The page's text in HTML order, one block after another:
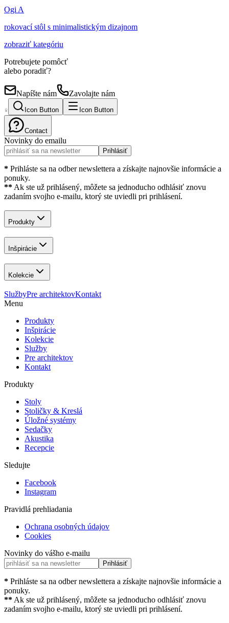
Ogi A
rokovací stôl s minimalistickým dizajnom
zobraziť kategóriu
Potrebujete pomôcť
alebo poradiť?
Napíšte nám Zavolajte nám
Icon Button Icon Button
Contact
Novinky do emailu
Prihlásiť
* Prihláste sa na odber newslettera a získajte najnovšie informácie a
ponuky.
** Ak ste už prihlásený, môžete sa jednoducho odhlásiť znovu
zadaním svojho e-mailu, ktorý ste uviedli pri prihlásení.
Produkty
Inšpirácie
Kolekcie
SlužbyPre architektovKontakt
Menu
Produkty
Inšpirácie
Kolekcie
Služby
Pre architektov
Kontakt
Produkty
Stoly
Stoličky & Kreslá
Úložné systémy
Sedačky
Akustika
Recepcie
Sledujte
Facebook
Instagram
Pravidlá prehliadania
Ochrana osobných údajov
Cookies
Novinky do vášho e-mailu
Prihlásiť
* Prihláste sa na odber newslettera a získajte najnovšie informácie a
ponuky.
** Ak ste už prihlásený, môžete sa jednoducho odhlásiť znovu
zadaním svojho e-mailu, ktorý ste uviedli pri prihlásení.